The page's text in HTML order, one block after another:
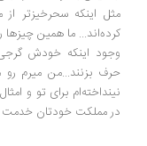
اینکه سحرخیزتر از ما
ما همین چیزها را
اینکه خودش گرجی
بزنند...من میرم رو
برای تو و امثال تو
مملکت خودتان خدمت کنید...